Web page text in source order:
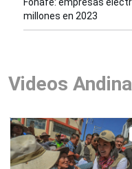
Fonafe: empresas
millones en 2023
Videos Andina